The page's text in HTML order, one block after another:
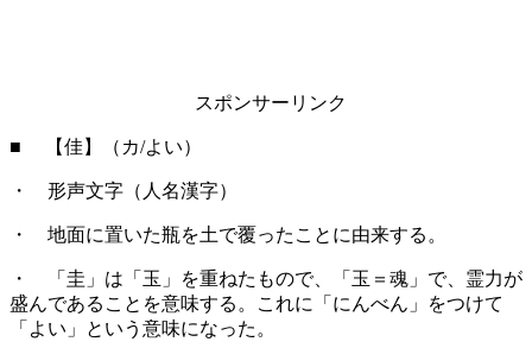
スポンサーリンク
■ 【佳】（カ/よい）
・ 形声文字（人名漢字）
・ 地面に置いた瓶を土で覆ったことに由来する。
・ 「圭」は「玉」を重ねたもので、「玉＝魂」で、霊力が
盛んであることを意味する。これに「にんべん」をつけて
「よい」という意味になった。